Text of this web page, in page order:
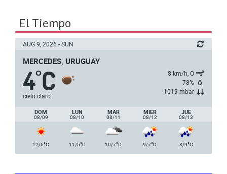
El Tiempo
AUG 9, 2026 - SUN
MERCEDES, URUGUAY
4°C
cielo claro
8 km/h, O
78%
1019 mbar
DOM
08/09
LUN
08/10
MAR
08/11
MIER
08/12
JUE
08/13
12/6°C 11/5°C 10/7°C 9/7°C 8/9°C